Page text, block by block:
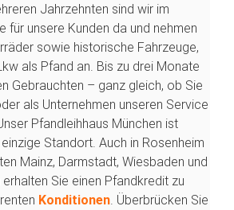
Jahrzehnten sind wir im
für unsere Kunden da und nehmen
sowie historische Fahrzeuge,
als Pfand an. Bis zu drei Monate
Gebrauchten – ganz gleich, ob Sie
als Unternehmen unseren Service
Pfandleihhaus München ist
Standort. Auch in Rosenheim
Mainz, Darmstadt, Wiesbaden und
Sie einen Pfandkredit zu
Konditionen. Überbrücken Sie